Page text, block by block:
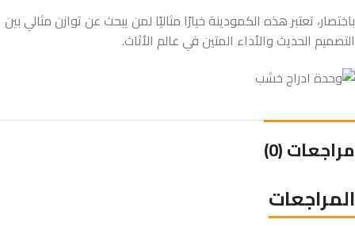
باختصار، تعتبر هذه الكمودينة خيارًا مثاليًا لمن يبحث عن توازن مثالي بين
التصميم الحديث والأداء المتين في عالم الأثاث.
مراجعات (0)
المراجعات